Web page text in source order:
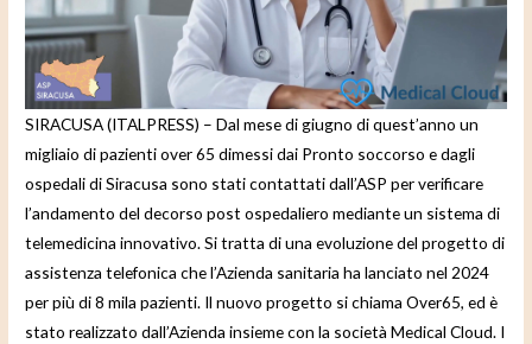
e
o
SIRACUSA (ITALPRESS) – Dal mese di giugno di quest’anno un
migliaio di pazienti over 65 dimessi dai Pronto soccorso e dagli
ospedali di Siracusa sono stati contattati dall’ASP per verificare
l’andamento del decorso post ospedaliero mediante un sistema di
telemedicina innovativo. Si tratta di una evoluzione del progetto di
assistenza telefonica che l’Azienda sanitaria ha lanciato nel 2024
per più di 8 mila pazienti. Il nuovo progetto si chiama Over65, ed è
stato realizzato dall’Azienda insieme con la società Medical Cloud. I